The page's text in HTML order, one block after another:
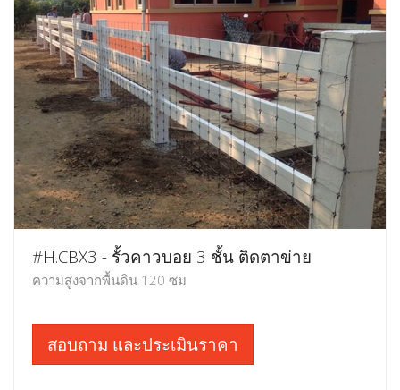
#H.CBX3 - รั้วคาวบอย 3 ชั้น ติดตาข่าย
ความสูงจากพื้นดิน 120 ซม
สอบถาม และประเมินราคา